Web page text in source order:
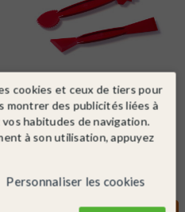
AUHAGEN
Ref. 78501
Outils de modélisation - Auhagen
78501
5,90 €
cookies et ceux de tiers pour
montrer des publicités liées à
habitudes de navigation.
à son utilisation, appuyez
Personnaliser les cookies